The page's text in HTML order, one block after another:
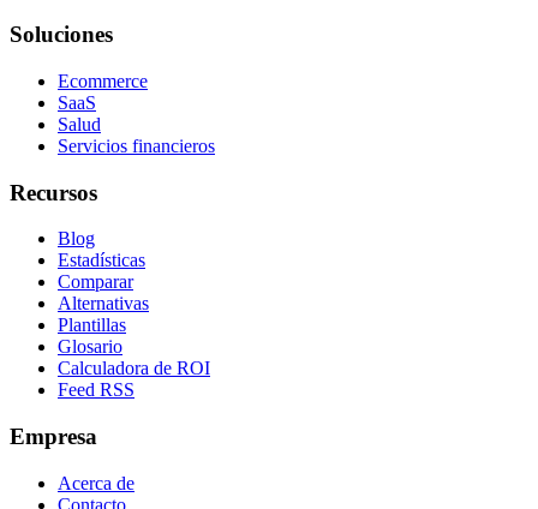
Soluciones
Ecommerce
SaaS
Salud
Servicios financieros
Recursos
Blog
Estadísticas
Comparar
Alternativas
Plantillas
Glosario
Calculadora de ROI
Feed RSS
Empresa
Acerca de
Contacto